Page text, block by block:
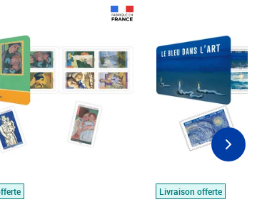
Livraison offerte